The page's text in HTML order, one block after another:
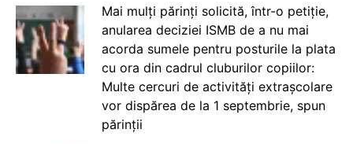
Mai mulți părinți solicită, într-o petiție,
anularea deciziei ISMB de a nu mai
acorda sumele pentru posturile la plata
cu ora din cadrul cluburilor copiilor:
Multe cercuri de activități extrașcolare
vor dispărea de la 1 septembrie, spun
părinții